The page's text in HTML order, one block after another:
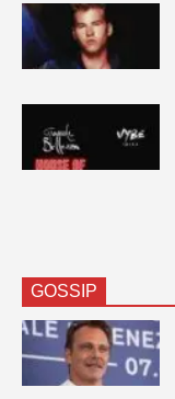
GOSSIP